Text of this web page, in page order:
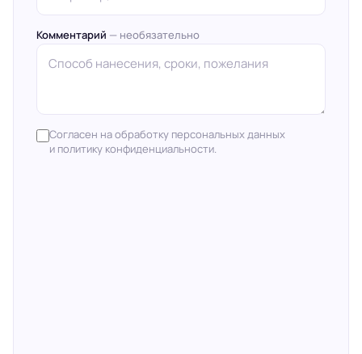
Комментарий — необязательно
Согласен на обработку персональных данных
и политику конфиденциальности.